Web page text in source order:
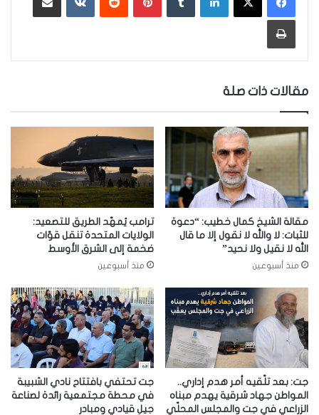
طباعة
مقالات ذات صلة
مقالة الشيخ كمال خطيب: “دعوة
للثبات: لا والله لا نقول إلا ما قال
الله لا نقيل ولا نحيد”
منذ أسبوعين
ترامب يُمهّد الطريق للتصعيد:
الولايات المتحدة تنقل قوّات
ضخمة إلى الشرق الأوسط
منذ أسبوعين
جت: بعد تلّقيه أمر هدم إداري..
المواطن جهاد شرقية يهدم مبناه
الزراعي في جت والمجلس المحلّي
جت تحتفي بافتتاح نادي الشبيبة
في محطة مجتمعية رائدة لصناعة
جيلٍ قيادي ومبادر